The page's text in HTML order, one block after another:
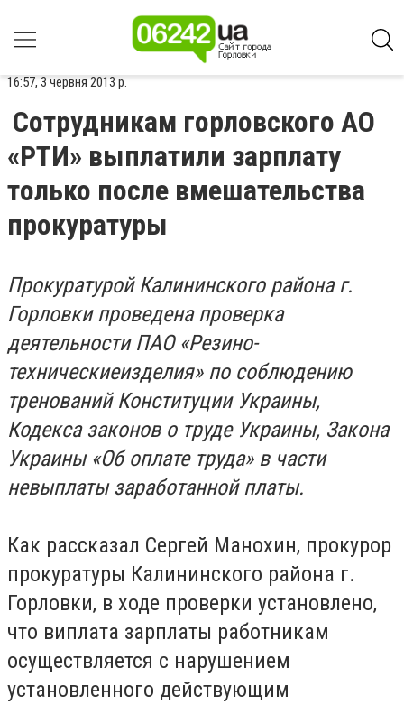
16:57, 3 червня 2013 р.
Сотрудникам горловского АО
«РТИ» выплатили зарплату
только после вмешательства
прокуратуры
Прокуратурой Калининского района г.
Горловки проведена проверка
деятельности ПАО «Резино-
техническиеизделия» по соблюдению
тренований Конституции Украины,
Кодекса законов о труде Украины, Закона
Украины «Об оплате труда» в части
невыплаты заработанной платы.
Как рассказал Сергей Манохин, прокурор
прокуратуры Калининского района г.
Горловки, в ходе проверки установлено,
что виплата зарплаты работникам
осуществляется с нарушением
установленного действующим